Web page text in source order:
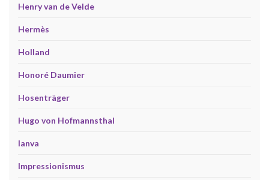
Henry van de Velde
Hermès
Holland
Honoré Daumier
Hosenträger
Hugo von Hofmannsthal
Ianva
Impressionismus